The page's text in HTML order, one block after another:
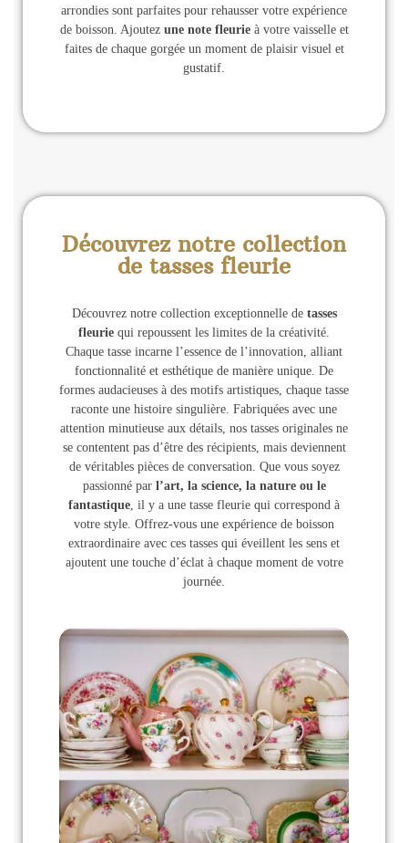
arrondies sont parfaites pour rehausser votre expérience
de boisson. Ajoutez une note fleurieà votre vaisselle et
faites de chaque gorgée un moment de plaisir visuel et
gustatif.
Découvrez notre collection
de tasses fleurie
Découvrez notre collection exceptionnelle de tasses
fleurie qui repoussent les limites de la créativité.
Chaque tasse incarne l’essence de l’innovation, alliant
fonctionnalité et esthétique de manière unique. De
formes audacieuses à des motifs artistiques, chaque tasse
raconte une histoire singulière. Fabriquées avec une
attention minutieuse aux détails, nos tasses originales ne
se contentent pas d’être des récipients, mais deviennent
de véritables pièces de conversation. Que vous soyez
passionné par l’art, la science, la nature ou le
fantastique , il y a une tasse fleurie qui correspond à
votre style. Offrez-vous une expérience de boisson
extraordinaire avec ces tasses qui éveillent les sens et
ajoutent une touche d’éclat à chaque moment de votre
journée.